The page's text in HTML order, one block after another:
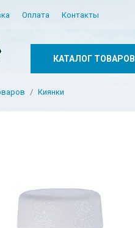
Оплата Контакты
КАТАЛОГ ТОВАРОВ
Киянки